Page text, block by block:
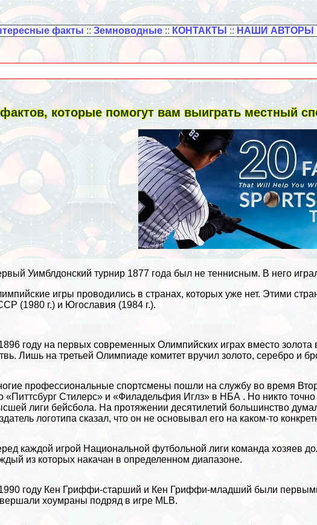
факты :: Земноводные:: КОНТАКТЫ :: НАШИ АВТОРЫ
которые помогут вам выиграть местный
Уимблдонский турнир 1877 года был не теннисным. В него
игры проводились в странах, которых уже нет. Этими
(1980 г.) и Югославия (1984 г.).
году на первых современных Олимпийских играх вместо
Лишь на третьей Олимпиаде комитет вручил золото, серебро и
профессиональные спортсмены пошли на службу во время
«Питтсбург Стилерс» и «Филадельфия Иглз» в НБА . Но никто точно
лиги бейсбола. На протяжении десятилетий большинство
логотипа сказал, что он не основывал его на каком-то
каждой игрой Национальной футбольной лиги комaнда хозяев
из которых накачан в определенном диапазоне.
году Кен Гриффи-старший и Кен Гриффи-младший были
хоумраны подряд в игре MLB.